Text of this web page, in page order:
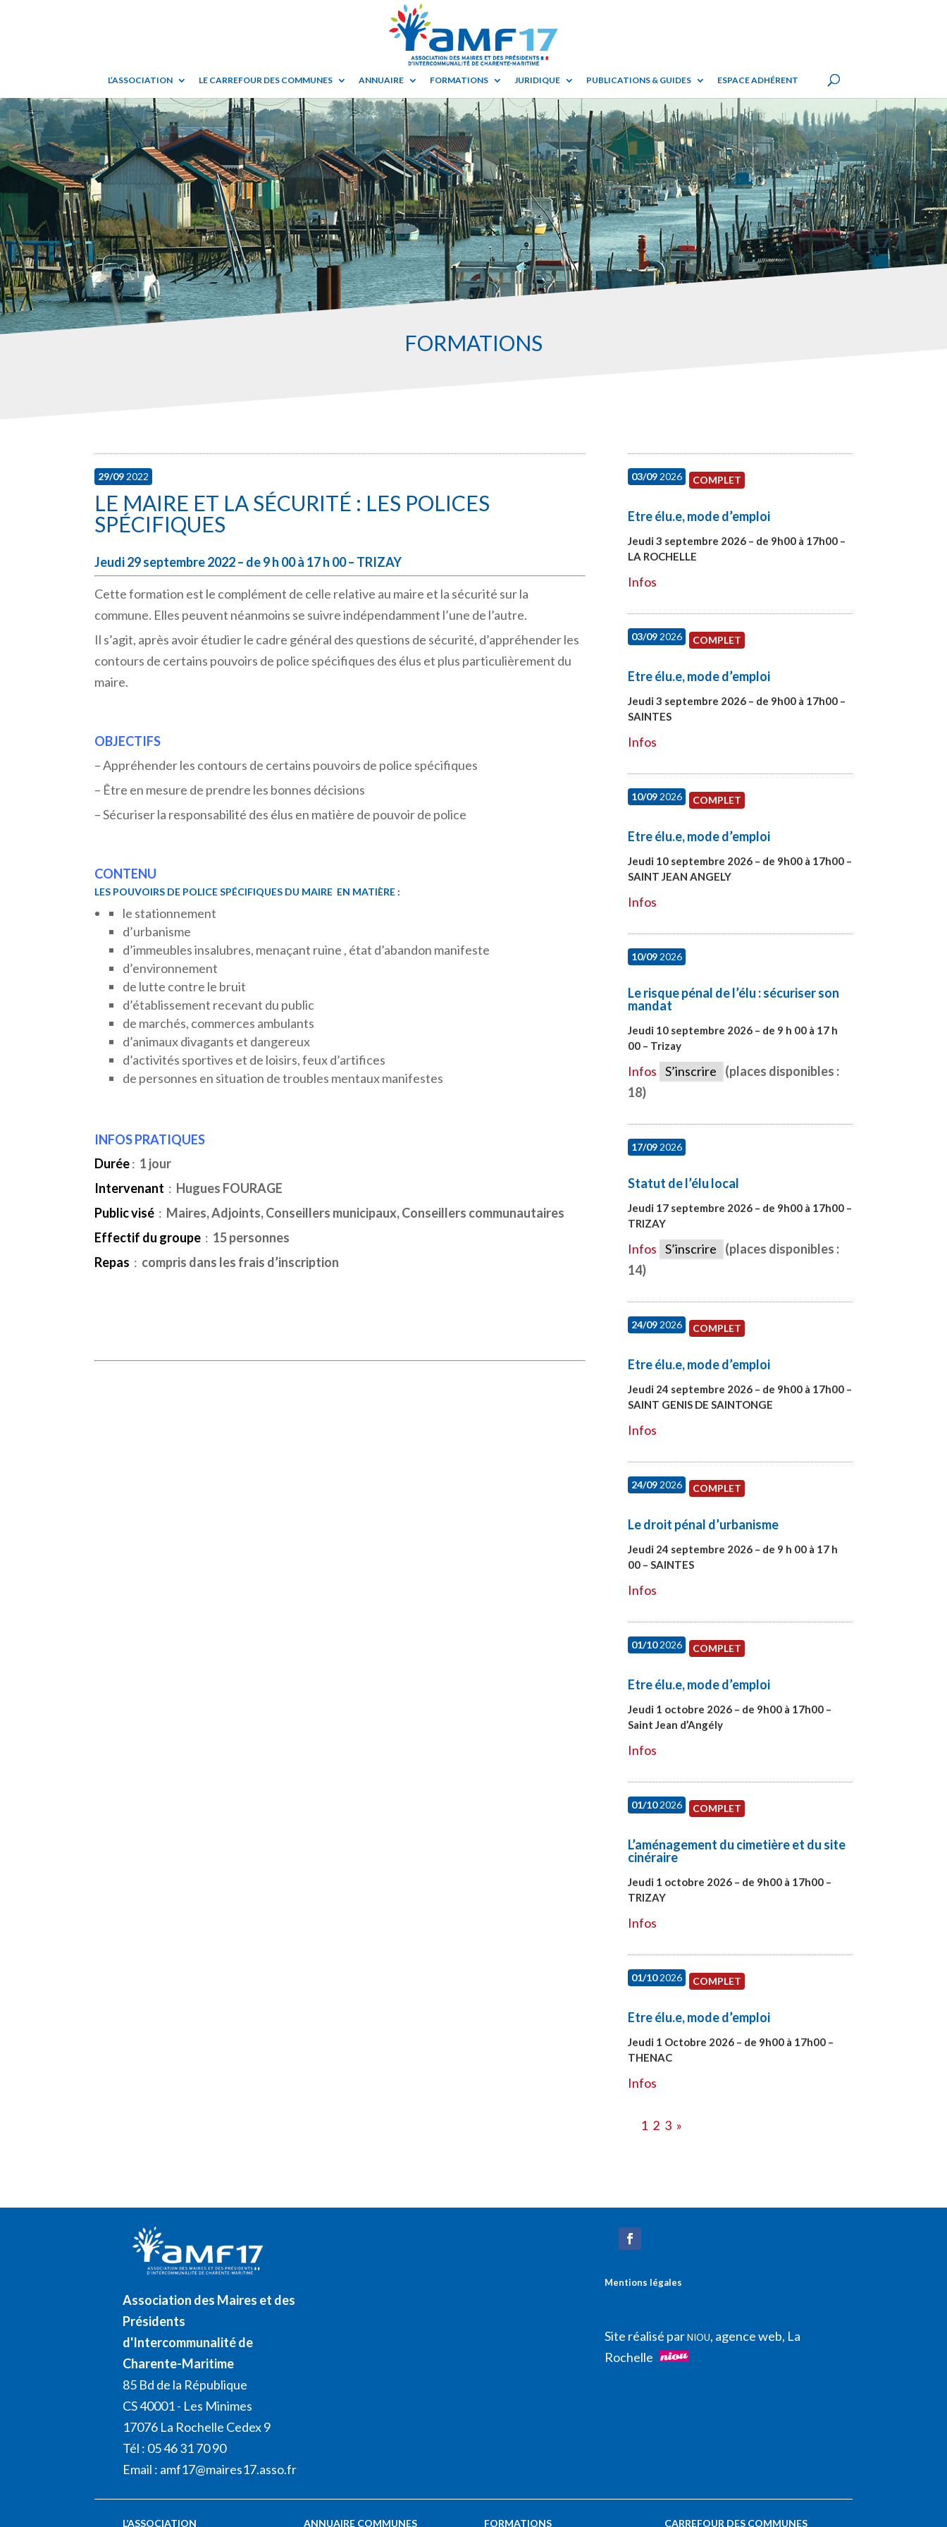
L’ASSOCIATION LE CARREFOUR DES COMMUNES ANNUAIRE FORMATIONS JURIDIQUE PUBLICATIONS & GUIDES ESPACE ADHÉRENT
FORMATIONS
29/09 2022
LE MAIRE ET LA SÉCURITÉ : LES POLICES
SPÉCIFIQUES
Jeudi 29 septembre 2022 – de 9 h 00 à 17 h 00 – TRIZAY
Cette formation est le complément de celle relative au maire et la sécurité sur la
commune. Elles peuvent néanmoins se suivre indépendamment l’une de l’autre.
Il s’agit, après avoir étudier le cadre général des questions de sécurité, d’appréhender les
contours de certains pouvoirs de police spécifiques des élus et plus particulièrement du
maire.
OBJECTIFS
– Appréhender les contours de certains pouvoirs de police spécifiques
– Être en mesure de prendre les bonnes décisions
– Sécuriser la responsabilité des élus en matière de pouvoir de police
CONTENU
LES POUVOIRS DE POLICE SPÉCIFIQUES DU MAIRE EN MATIÈRE :
le stationnement
d’urbanisme
d’immeubles insalubres, menaçant ruine , état d’abandon manifeste
d’environnement
de lutte contre le bruit
d’établissement recevant du public
de marchés, commerces ambulants
d’animaux divagants et dangereux
d’activités sportives et de loisirs, feux d’artifices
de personnes en situation de troubles mentaux manifestes
INFOS PRATIQUES
Durée: 1 jour
Intervenant : Hugues FOURAGE
Public visé : Maires, Adjoints, Conseillers municipaux, Conseillers communautaires
Effectif du groupe : 15 personnes
Repas : compris dans les frais d’inscription
03/092026 COMPLET
Etre élu.e, mode d’emploi
Jeudi 3 septembre 2026 – de 9h00 à 17h00 –
LA ROCHELLE
Infos
03/092026 COMPLET
Etre élu.e, mode d’emploi
Jeudi 3 septembre 2026 – de 9h00 à 17h00 –
SAINTES
Infos
10/092026 COMPLET
Etre élu.e, mode d’emploi
Jeudi 10 septembre 2026 – de 9h00 à 17h00 –
SAINT JEAN ANGELY
Infos
10/092026
Le risque pénal de l’élu : sécuriser son
mandat
Jeudi 10 septembre 2026 – de 9 h 00 à 17 h
00 – Trizay
Infos S’inscrire
(places disponibles :
18)
17/092026
Statut de l’élu local
Jeudi 17 septembre 2026 – de 9h00 à 17h00 –
TRIZAY
Infos S’inscrire
(places disponibles :
14)
24/092026 COMPLET
Etre élu.e, mode d’emploi
Jeudi 24 septembre 2026 – de 9h00 à 17h00 –
SAINT GENIS DE SAINTONGE
Infos
24/092026 COMPLET
Le droit pénal d’urbanisme
Jeudi 24 septembre 2026 – de 9 h 00 à 17 h
00 – SAINTES
Infos
01/102026 COMPLET
Etre élu.e, mode d’emploi
Jeudi 1 octobre 2026 – de 9h00 à 17h00 –
Saint Jean d’Angély
Infos
01/102026 COMPLET
L’aménagement du cimetière et du site
cinéraire
Jeudi 1 octobre 2026 – de 9h00 à 17h00 –
TRIZAY
Infos
01/102026 COMPLET
Etre élu.e, mode d’emploi
Jeudi 1 Octobre 2026 – de 9h00 à 17h00 –
THENAC
Infos
1 2 3 »
Association des Maires et des
Présidents
d'Intercommunalité de
Charente-Maritime
85 Bd de la République
CS 40001 - Les Minimes
17076 La Rochelle Cedex 9
Tél : 05 46 31 70 90
Email : amf17@maires17.asso.fr
Mentions légales
Site réalisé parNIOU, agence web, La
Rochelle
L’ASSOCIATION ANNUAIRE COMMUNES FORMATIONS CARREFOUR DES COMMUNES